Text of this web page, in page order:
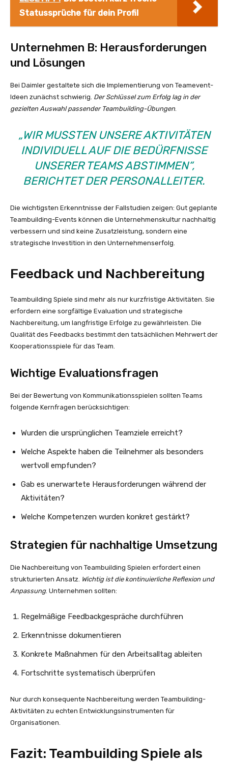
Statussprüche für dein Profil
Unternehmen B: Herausforderungen
und Lösungen
Bei Daimler gestaltete sich die Implementierung von Teamevent-
Ideen zunächst schwierig. Der Schlüssel zum Erfolg lag in der
gezielten Auswahl passender Teambuilding-Übungen
„WIR MUSSTEN UNSERE AKTIVITÄTEN
INDIVIDUELL AUF DIE BEDÜRFNISSE
UNSERER TEAMS ABSTIMMEN“,
BERICHTET DER PERSONALLEITER.
Die wichtigsten Erkenntnisse der Fallstudien zeigen: Gut geplante
Teambuilding-Events können die Unternehmenskultur nachhaltig
verbessern und sind keine Zusatzleistung, sondern eine
strategische Investition in den Unternehmenserfolg.
Feedback und Nachbereitung
Teambuilding Spiele sind mehr als nur kurzfristige Aktivitäten. Sie
erfordern eine sorgfältige Evaluation und strategische
Nachbereitung, um langfristige Erfolge zu gewährleisten. Die
Qualität des Feedbacks bestimmt den tatsächlichen Mehrwert der
Kooperationsspiele für das Team.
Wichtige Evaluationsfragen
Bei der Bewertung von Kommunikationsspielen sollten Teams
folgende Kernfragen berücksichtigen:
Wurden die ursprünglichen Teamziele erreicht?
Welche Aspekte haben die Teilnehmer als besonders
wertvoll empfunden?
Gab es unerwartete Herausforderungen während der
Aktivitäten?
Welche Kompetenzen wurden konkret gestärkt?
Strategien für nachhaltige Umsetzung
Die Nachbereitung von Teambuilding Spielen erfordert einen
strukturierten Ansatz. Wichtig ist die kontinuierliche Reflexion und
Anpassung. Unternehmen sollten:
Regelmäßige Feedbackgespräche durchführen
Erkenntnisse dokumentieren
Konkrete Maßnahmen für den Arbeitsalltag ableiten
Fortschritte systematisch überprüfen
Nur durch konsequente Nachbereitung werden Teambuilding-
Aktivitäten zu echten Entwicklungsinstrumenten für
Organisationen.
Fazit: Teambuilding Spiele als